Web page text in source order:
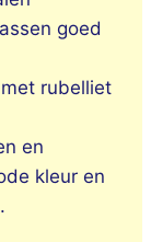
goed
rubelliet
en
kleur en